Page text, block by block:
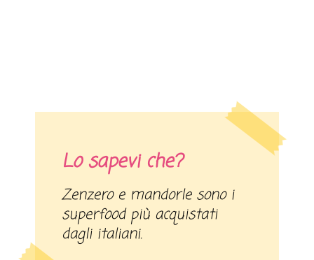
Lo sapevi che?
Zenzero e mandorle sono i
superfood più acquistati
dagli italiani.